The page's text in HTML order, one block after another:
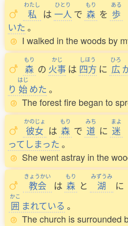
わたし
私 は
ひとり
一人 で
もり
森 を
ある
歩
いた。
I walked in the woods by
もり
森 の
かじ
火事 は
しほう
四方 に
ひろ
広
り
はじ
始めた。
The forest fire began to
かのじょ
彼女 は
もり
森 で
みち
道 に
まよ
迷
ってしまった。
She went astray in the
きょうかい
教会 は
もり
森 と
みずうみ
湖 に
かこ
囲 まれている 。
The church is surrounded